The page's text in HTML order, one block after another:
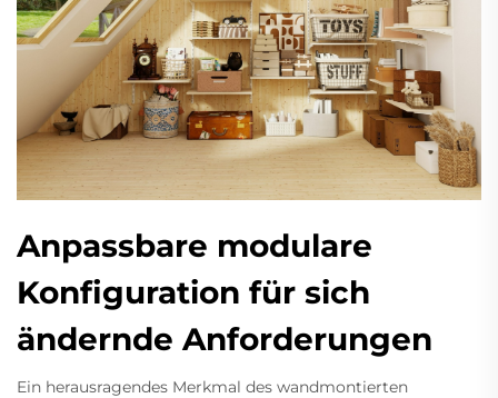
Anpassbare modulare
Konfiguration für sich
ändernde Anforderungen
Ein herausragendes Merkmal des wandmontierten